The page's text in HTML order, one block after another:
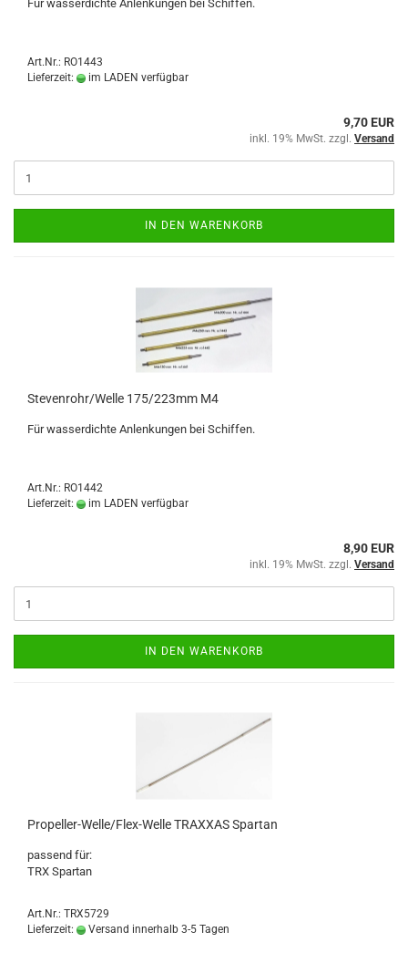
Für wasserdichte Anlenkungen bei Schiffen.
Art.Nr.: RO1443
Lieferzeit:
im LADEN verfügbar
9,70 EUR
inkl. 19% MwSt. zzgl. Versand
IN DEN WARENKORB
Stevenrohr/Welle 175/223mm M4
Für wasserdichte Anlenkungen bei Schiffen.
Art.Nr.: RO1442
Lieferzeit:
im LADEN verfügbar
8,90 EUR
inkl. 19% MwSt. zzgl. Versand
IN DEN WARENKORB
Propeller-Welle/Flex-Welle TRAXXAS Spartan
passend für:
TRX Spartan
Art.Nr.: TRX5729
Lieferzeit:
Versand innerhalb 3-5 Tagen